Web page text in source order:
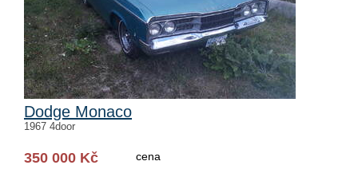
Dodge Monaco
1967 4door
350 000 Kč
cena